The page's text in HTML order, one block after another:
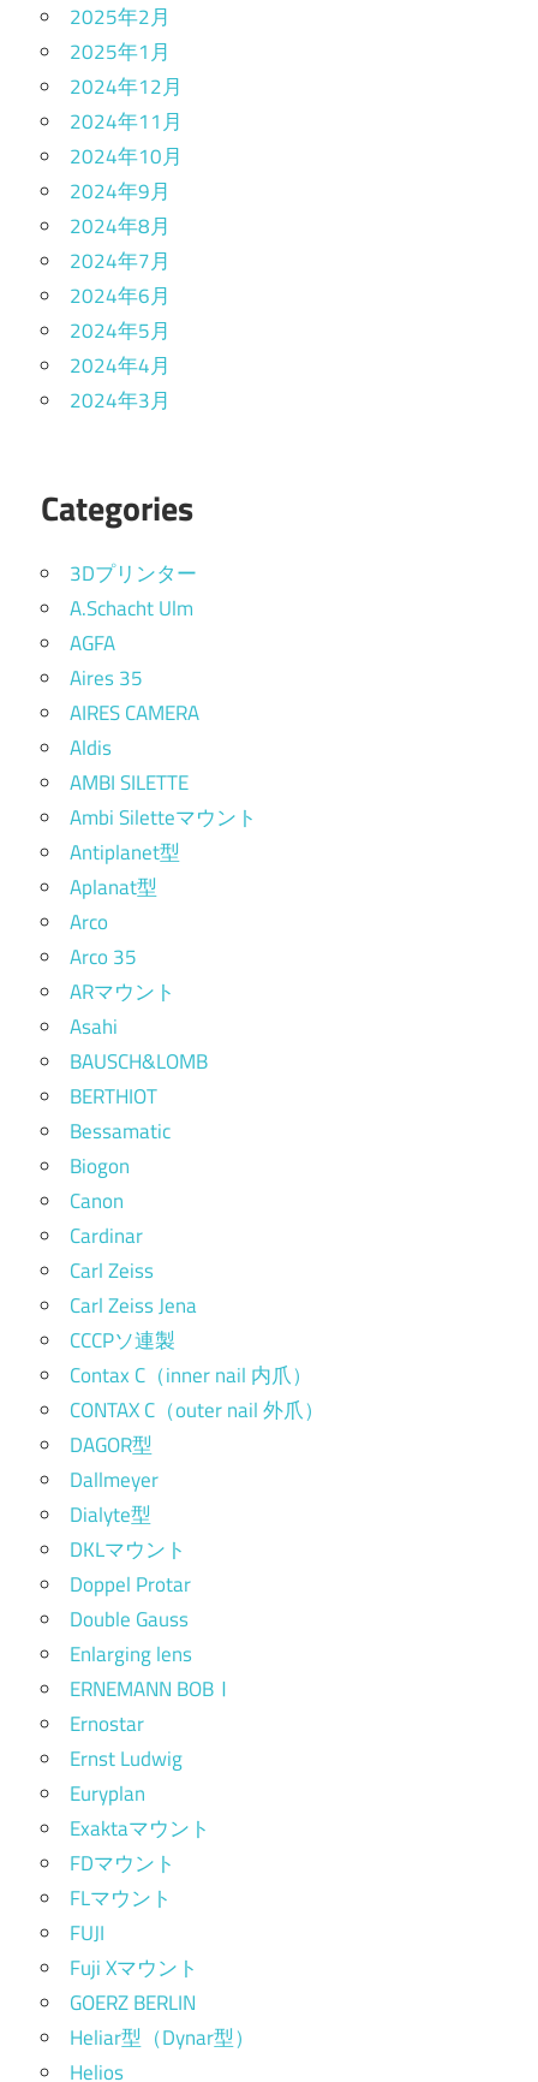
2025年2月
2025年1月
2024年12月
2024年11月
2024年10月
2024年9月
2024年8月
2024年7月
2024年6月
2024年5月
2024年4月
2024年3月
Categories
3Dプリンター
A.Schacht Ulm
AGFA
Aires 35
AIRES CAMERA
Aldis
AMBI SILETTE
Ambi Siletteマウント
Antiplanet型
Aplanat型
Arco
Arco 35
ARマウント
Asahi
BAUSCH&LOMB
BERTHIOT
Bessamatic
Biogon
Canon
Cardinar
Carl Zeiss
Carl Zeiss Jena
CCCPソ連製
Contax C（inner nail 内爪）
CONTAX C（outer nail 外爪）
DAGOR型
Dallmeyer
Dialyte型
DKLマウント
Doppel Protar
Double Gauss
Enlarging lens
ERNEMANN BOBⅠ
Ernostar
Ernst Ludwig
Euryplan
Exaktaマウント
FDマウント
FLマウント
FUJI
Fuji Xマウント
GOERZ BERLIN
Heliar型（Dynar型）
Helios